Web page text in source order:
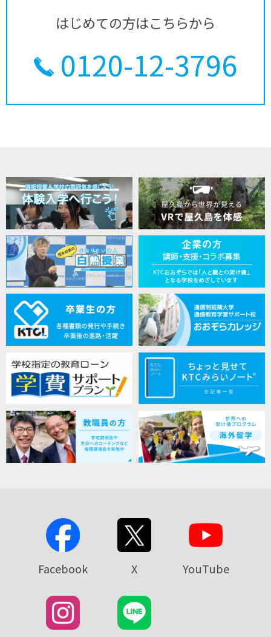
はじめての方はこちらから
0120-12-3796
Facebook X YouTube